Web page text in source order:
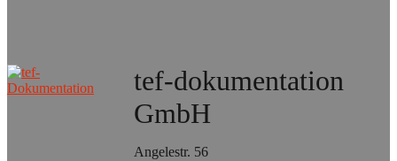
tef-dokumentation
GmbH
Angelestr. 56